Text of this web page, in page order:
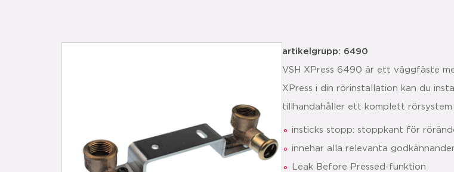
artikelgrupp: 6490
VSH XPress 6490 är ett väggfäste
XPress i din rörinstallation kan du
tillhandahåller ett komplett rörsystem
insticks stopp: stoppkant för
innehar alla relevanta
Leak Before Pressed-funktion